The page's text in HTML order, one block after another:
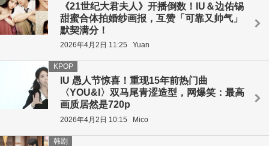
《21世纪大君夫人》开播倒数！IU＆边佑锡
甜蜜合体拍婚纱画报，互赞「可靠又帅气」
默契满分！
2026年4月2日 11:25 Yuan
IU 愚人节惊喜！重现15年前热门曲
〈YOU&I〉双马尾青涩造型，网爆笑：最高
画质居然是720p
KPOP
2026年4月2日 10:15 Mico
韩剧